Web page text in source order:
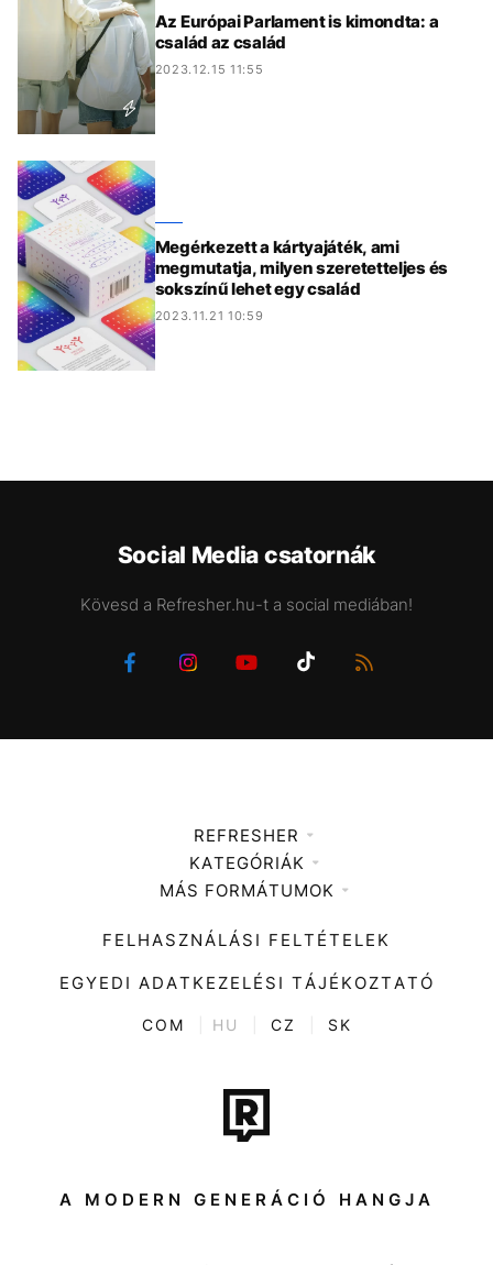
Az Európai Parlament is kimondta: a
család az család
2023.12.15 11:55
Megérkezett a kártyajáték, ami
megmutatja, milyen szeretetteljes és
sokszínű lehet egy család
2023.11.21 10:59
Social Media csatornák
Kövesd a Refresher.hu-t a social mediában!
REFRESHER
Médiaajánlat
KATEGÓRIÁK
Zene
Divat
Kultúra
ENTR
Tech-Tudomány
Sport
Társadalom
MÁS FORMÁTUMOK
FELHASZNÁLÁSI FELTÉTELEK
EGYEDI ADATKEZELÉSI TÁJÉKOZTATÓ
COM HU CZ SK
A MODERN GENERÁCIÓ HANGJA